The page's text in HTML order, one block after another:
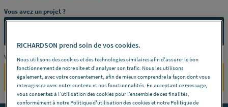
Vous avez un projet ?
Vous êtes un professionnel ?
SE CONNECTER
RICHARDSON prend soin de vos cookies.
Nous utilisons des cookies et des technologies similaires afin d'assurer le bon
fonctionnement de notre site et d'analyser son trafic. Nous les utilisons
également, avec votre consentement, afin de mieux comprendre la façon dont vous
interagissez avec notre contenu et nos fonctionnalités. En acceptant ce message,
vous consentez à l’utilisation des cookies pour l’ensemble de ces finalités,
conformément à notre Politique d'utilisation des cookies et notre Politique de